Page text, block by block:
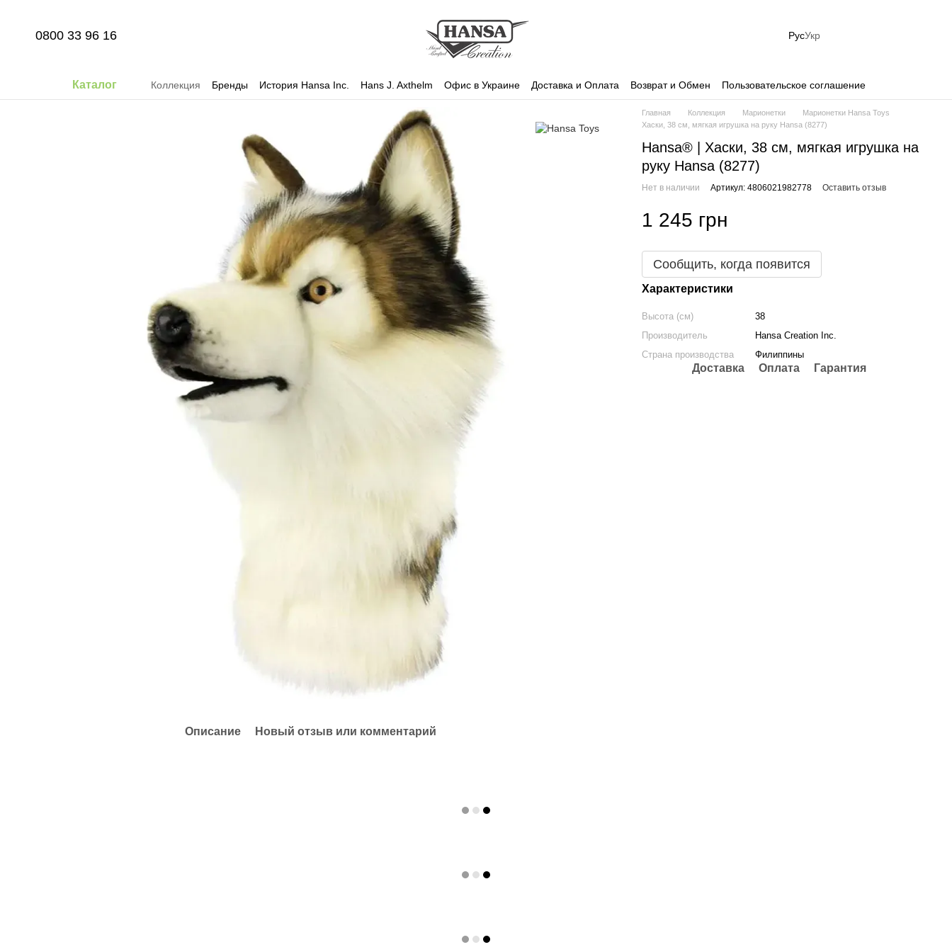
0800 33 96 16 РусУкр
Каталог Коллекция Бренды История Hansa Inc. Hans J. Axthelm Офис в Украине Доставка и Оплата Возврат и Обмен Пользовательское соглашение
Описание Новый отзыв или комментарий
Главная Коллекция Марионетки
Марионетки Hansa Toys
Хаски, 38 см, мягкая игрушка на руку Hansa (8277)
Hansa® | Хаски, 38 см, мягкая игрушка на
руку Hansa (8277)
Нет в наличии Артикул: 4806021982778 Оставить отзыв
1 245 грн
Сообщить, когда появится
Характеристики
Высота (см)
38
Производитель
Hansa Creation Inc.
Страна производства
Филиппины
Доставка Оплата Гарантия